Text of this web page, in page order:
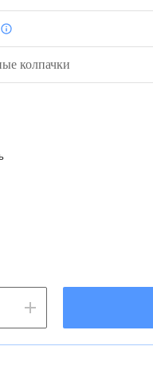
колпачки